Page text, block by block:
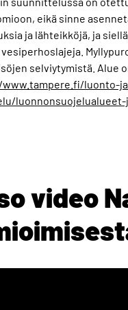
eikä sinne
ja lähteikköjä, ja
selviytymistä. Alue
luonto-
video